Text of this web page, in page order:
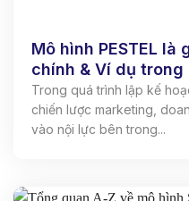
Mô hình PESTEL
chính & Ví dụ trong
Trong quá trình lập kế
chiến lược marketing,
vào nội lực bên trong...